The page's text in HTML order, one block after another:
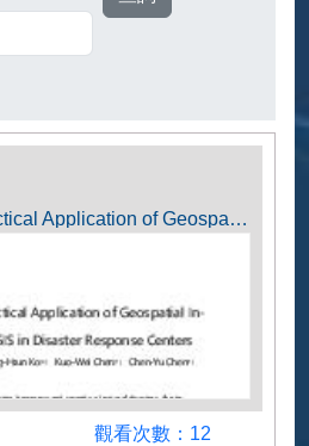
Integration and Practical Application of Geospatial Intelligence via BigGIS in Disaster Response Centers
觀看次數
觀看次數：12